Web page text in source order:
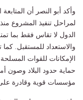
وأكد أبو النصر أن
لمراحل تنفيذ المشروع
الدول لا تقاس فقط بما
والاستعداد للمستقبل.
الإمكانات للقوات
حماية حدود البلاد وصون
مؤسسات قوية وقادرة على